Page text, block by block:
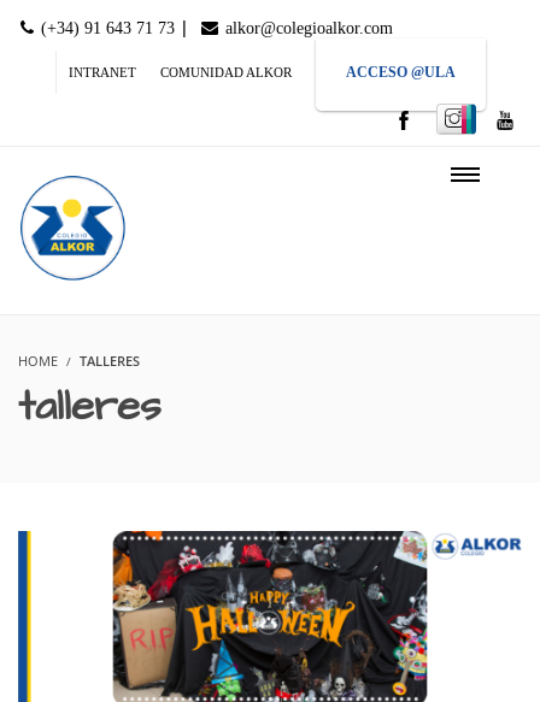
(+34) 91 643 71 73 | alkor@colegioalkor.com
INTRANET COMUNIDAD ALKOR ACCESO @ULA
HOME TALLERES
talleres